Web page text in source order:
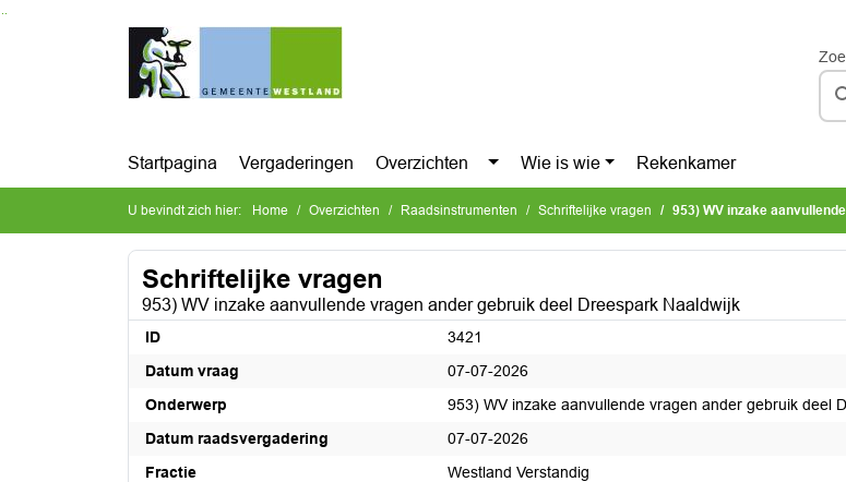
Ga naar de inhoud van deze pagina
Ga naar het zoeken
Ga naar het menu
Startpagina Vergaderingen Overzichten Wie is wie Rekenkamer
U bevindt zich hier: Home Overzichten Raadsinstrumenten Schriftelijke vragen 953) WV inzake aanvullende
Schriftelijke vragen
953) WV inzake aanvullende vragen ander gebruik deel Dreespark Naaldwijk
ID
3421
Datum vraag
07-07-2026
Onderwerp
953) WV inzake aanvullende vragen ander gebruik deel
Datum raadsvergadering
07-07-2026
Fractie
Westland Verstandig